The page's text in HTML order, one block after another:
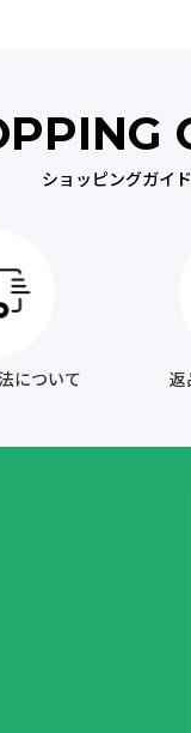
ショッピングガイド
について 返